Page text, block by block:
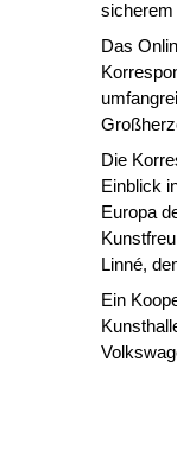
sicherem
Das
Die
Einblick
Europa
Linné,
Ein